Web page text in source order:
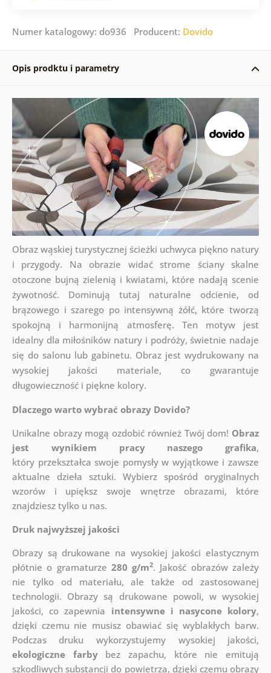
Numer katalogowy: do936 Producent: Dovido
Opis prodktu i parametry
Obraz wąskiej turystycznej ścieżki uchwyca piękno natury
i przygody. Na obrazie widać strome ściany skalne
otoczone bujną zielenią i kwiatami, które nadają scenie
żywotność. Dominują tutaj naturalne odcienie, od
brązowego i szarego po intensywną żółć, które tworzą
spokojną i harmonijną atmosferę. Ten motyw jest
idealny dla miłośników natury i podróży, świetnie nadaje
się do salonu lub gabinetu. Obraz jest wydrukowany na
wysokiej jakości materiale, co gwarantuje
długowieczność i piękne kolory.
Dlaczego warto wybrać obrazy Dovido?
Unikalne obrazy mogą ozdobić również Twój dom! Obraz
jest wynikiem pracy naszego grafika,
który przekształca swoje pomysły w wyjątkowe i zawsze
aktualne dzieła sztuki. Wybierz spośród oryginalnych
wzorów i upiększ swoje wnętrze obrazami, które
znajdziesz tylko u nas.
Druk najwyższej jakości
Obrazy są drukowane na wysokiej jakości elastycznym
płótnie o gramaturze 280 g/m2. Jakość obrazów zależy
nie tylko od materiału, ale także od zastosowanej
technologii. Obrazy są drukowane powoli, w wysokiej
jakości, co zapewnia intensywne i nasycone kolory,
dzięki czemu nie musisz obawiać się wyblakłych barw.
Podczas druku wykorzystujemy wysokiej jakości,
ekologiczne farbybez zapachu, które nie emitują
szkodliwych substancji do powietrza, dzięki czemu obrazy